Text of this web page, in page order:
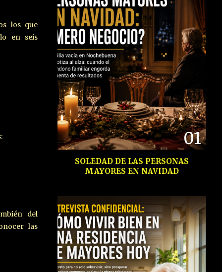
los que
en seis
del
las
01
SOLEDAD DE LAS PERSONAS
MAYORES EN NAVIDAD